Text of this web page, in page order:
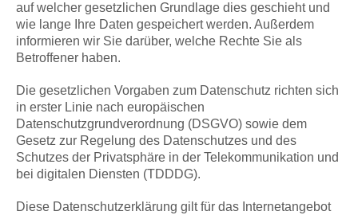
auf welcher gesetzlichen Grundlage dies geschieht und
wie lange Ihre Daten gespeichert werden. Außerdem
informieren wir Sie darüber, welche Rechte Sie als
Betroffener haben.
Die gesetzlichen Vorgaben zum Datenschutz richten sich
in erster Linie nach europäischen
Datenschutzgrundverordnung (DSGVO) sowie dem
Gesetz zur Regelung des Datenschutzes und des
Schutzes der Privatsphäre in der Telekommunikation und
bei digitalen Diensten (TDDDG).
Diese Datenschutzerklärung gilt für das Internetangebot